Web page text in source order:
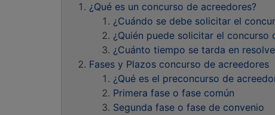
¿Qué es un concurso de acreedores?
¿Cuándo se debe solicitar el
¿Quién puede solicitar el concurso
¿Cuánto tiempo se tarda en
Fases y Plazos concurso de acreedores
¿Qué es el preconcurso de
Primera fase o fase común
Segunda fase o fase de convenio